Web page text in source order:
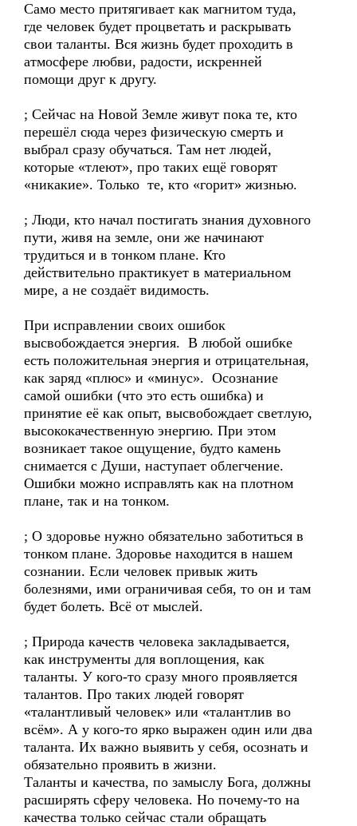
Само место притягивает как магнитом туда,
где человек будет процветать и раскрывать
свои таланты. Вся жизнь будет проходить в
атмосфере любви, радости, искренней
помощи друг к другу.
; Сейчас на Новой Земле живут пока те, кто
перешёл сюда через физическую смерть и
выбрал сразу обучаться. Там нет людей,
которые «тлеют», про таких ещё говорят
«никакие». Только те, кто «горит» жизнью.
; Люди, кто начал постигать знания духовного
пути, живя на земле, они же начинают
трудиться и в тонком плане. Кто
действительно практикует в материальном
мире, а не создаёт видимость.
При исправлении своих ошибок
высвобождается энергия. В любой ошибке
есть положительная энергия и отрицательная,
как заряд «плюс» и «минус». Осознание
самой ошибки (что это есть ошибка) и
принятие её как опыт, высвобождает светлую,
высококачественную энергию. При этом
возникает такое ощущение, будто камень
снимается с Души, наступает облегчение.
Ошибки можно исправлять как на плотном
плане, так и на тонком.
; О здоровье нужно обязательно заботиться в
тонком плане. Здоровье находится в нашем
сознании. Если человек привык жить
болезнями, ими ограничивая себя, то он и там
будет болеть. Всё от мыслей.
; Природа качеств человека закладывается,
как инструменты для воплощения, как
таланты. У кого-то сразу много проявляется
талантов. Про таких людей говорят
«талантливый человек» или «талантлив во
всём». А у кого-то ярко выражен один или два
таланта. Их важно выявить у себя, осознать и
обязательно проявить в жизни.
Таланты и качества, по замыслу Бога, должны
расширять сферу человека. Но почему-то на
качества только сейчас стали обращать